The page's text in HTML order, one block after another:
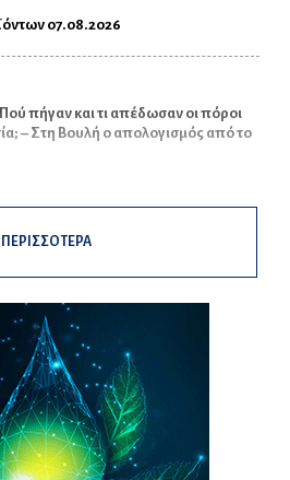
07.08.2026
πήγαν και τι απέδωσαν οι πόροι
– Στη Βουλή ο απολογισμός από το
ΠΕΡΙΣΣΟΤΕΡΑ